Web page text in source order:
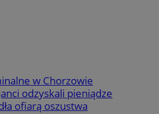
w Chorzowie
odzyskali pieniądze
ofiarą oszustwa